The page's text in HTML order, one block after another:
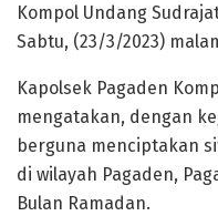
Kompol Undang
Sabtu, (23/3/2023)
Kapolsek Pagaden
mengatakan, dengan
berguna menciptakan
di wilayah Pagaden,
Bulan Ramadan.